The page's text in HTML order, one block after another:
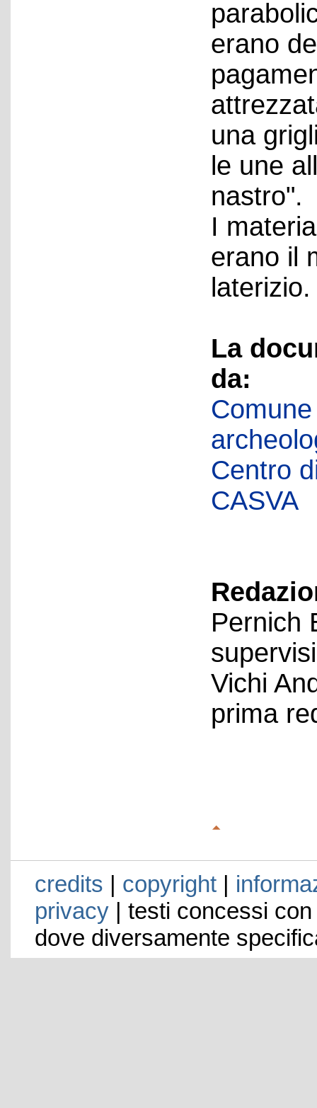
erano
una
le une
nastro".
I
erano il
laterizio.
La
da:
Centro
CASVA
Pernich
Vichi
prima
credits | copyright|
privacy| testi concessi
dove diversamente